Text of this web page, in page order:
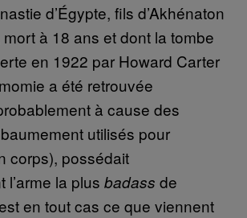
d’Égypte, fils d’Akhénaton
mort à 18 ans et dont la tombe
en 1922 par Howard Carter
a été retrouvée
à cause des
utilisés pour
corps), possédait
l’arme la plus badass de
en tout cas ce que viennent